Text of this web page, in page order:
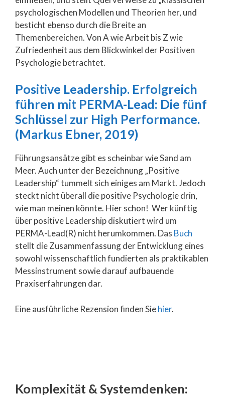
psychologischen Modellen und Theorien her, und
besticht ebenso durch die Breite an
Themenbereichen. Von A wie Arbeit bis Z wie
Zufriedenheit aus dem Blickwinkel der Positiven
Psychologie betrachtet.
Positive Leadership. Erfolgreich
führen mit PERMA-Lead: Die fünf
Schlüssel zur High Performance.
(Markus Ebner, 2019)
Führungsansätze gibt es scheinbar wie Sand am
Meer. Auch unter der Bezeichnung „Positive
Leadership“ tummelt sich einiges am Markt. Jedoch
steckt nicht überall die positive Psychologie drin,
wie man meinen könnte. Hier schon! Wer künftig
über positive Leadership diskutiert wird um
PERMA-Lead(R) nicht herumkommen. Das Buch
stellt die Zusammenfassung der Entwicklung eines
sowohl wissenschaftlich fundierten als praktikablen
Messinstrument sowie darauf aufbauende
Praxiserfahrungen dar.
Eine ausführliche Rezension finden Siehier.
Komplexität & Systemdenken: